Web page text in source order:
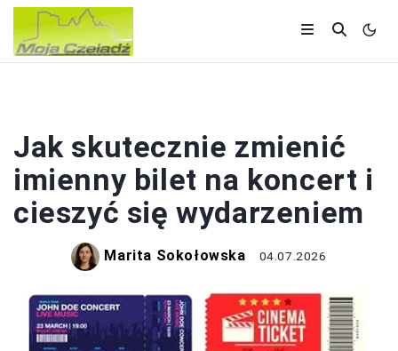
Jak skutecznie zmienić
imienny bilet na koncert i
cieszyć się wydarzeniem
Marita Sokołowska 04.07.2026